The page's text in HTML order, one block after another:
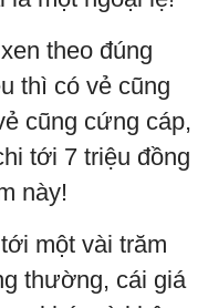
theo đúng
thì có vẻ cũng
cũng cứng cáp,
tới 7 triệu đồng
này!
một vài trăm
thường, cái giá